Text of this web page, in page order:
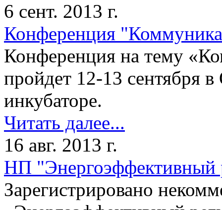
6 сент. 2013 г.
Конференция
Конференция на тему
пройдет 12-13 сентября
инкубаторе.
Читать далее...
16 авг. 2013 г.
НП "Энергоэффективный
Зарегистрировано